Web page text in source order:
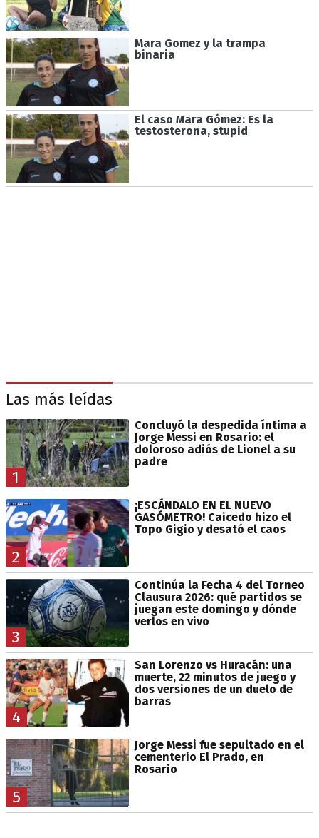
Mara Gomez y la trampa
binaria
El caso Mara Gómez: Es la
testosterona, stupid
Las más leídas
1
Concluyó la despedida íntima a
Jorge Messi en Rosario: el
doloroso adiós de Lionel a su
padre
2
¡ESCÁNDALO EN EL NUEVO
GASÓMETRO! Caicedo hizo el
Topo Gigio y desató el caos
3
Continúa la Fecha 4 del Torneo
Clausura 2026: qué partidos se
juegan este domingo y dónde
verlos en vivo
4
San Lorenzo vs Huracán: una
muerte, 22 minutos de juego y
dos versiones de un duelo de
barras
5
Jorge Messi fue sepultado en el
cementerio El Prado, en
Rosario